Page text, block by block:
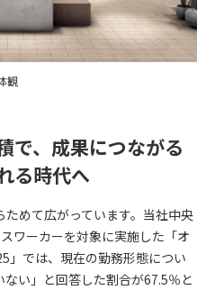
観
で、成果につながる
る時代へ
めて広がっています。当社中央
ワーカーを対象に実施した「オ
」では、現在の勤務形態につい
い」と回答した割合が67.5％と